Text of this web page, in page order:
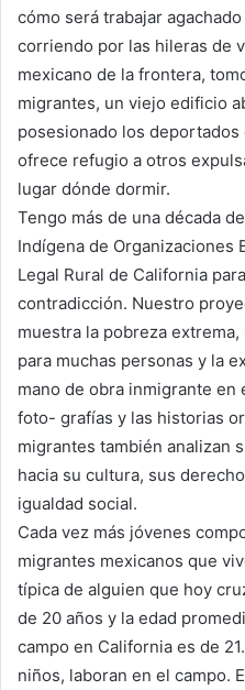
cómo será trabajar
corriendo por las hileras de
mexicano de la frontera,
migrantes, un viejo edificio
posesionado los deportados
ofrece refugio a otros
lugar dónde dormir.
Tengo más de una década
Indígena de Organizaciones
Legal Rural de California
contradicción. Nuestro
muestra la pobreza
para muchas personas y la
mano de obra inmigrante en
foto- grafías y las historias
migrantes también analizan
hacia su cultura, sus
igualdad social.
Cada vez más jóvenes
migrantes mexicanos que
típica de alguien que hoy
de 20 años y la edad
campo en California es de
niños, laboran en el campo.